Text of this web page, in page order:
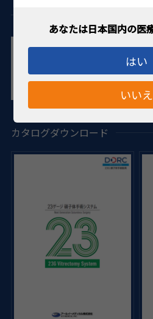
はい
いいえ
カタログダウンロード